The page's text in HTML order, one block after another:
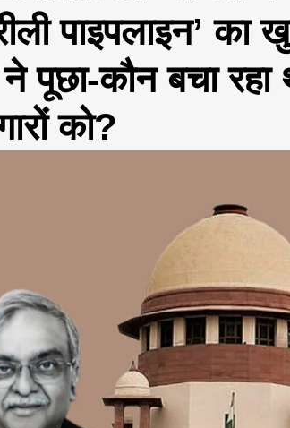
पाइपलाइन’ का
ने पूछा-कौन बचा
को?